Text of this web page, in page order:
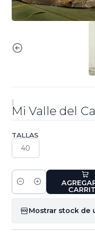
|
Mi Valle del
TALLAS
40
Cantidad
Mostrar stock de